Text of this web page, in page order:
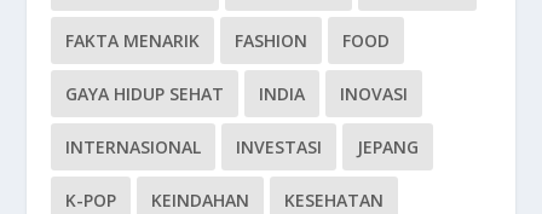
FAKTA MENARIK FASHION FOOD
GAYA HIDUP SEHAT INDIA INOVASI
INTERNASIONAL INVESTASI JEPANG
K-POP KEINDAHAN KESEHATAN